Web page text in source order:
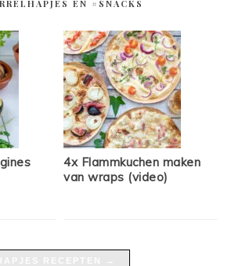
EN #SNACKS
4x Flammkuchen maken
van wraps (video)